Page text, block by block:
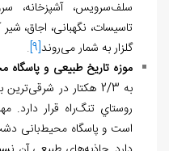
سلف‌سرویس، آشپزخانه،
تاسیسات، نگهبانی، اجاق،
گلزار به شمار می‌روند[9]
.
موزه تاریخ طبیعی و پاسگاه
روستاي تنگ‌راه قرار دارد.
است و پاسگاه محیط‌بانی دشت